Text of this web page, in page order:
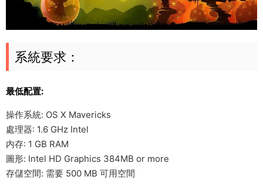
系統要求：
最低配置:
操作系統: OS X Mavericks
處理器: 1.6 GHz Intel
内存: 1 GB RAM
圖形: Intel HD Graphics 384MB or more
存儲空間: 需要 500 MB 可用空間